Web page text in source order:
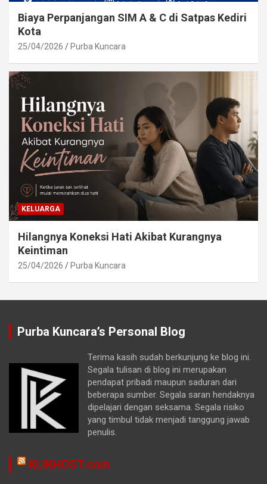
Biaya Perpanjangan SIM A & C di Satpas Kediri
Kota
25/04/2026 Purba Kuncara
KELUARGA
Hilangnya Koneksi Hati Akibat Kurangnya
Keintiman
25/04/2026 Purba Kuncara
Purba Kuncara’s Personal Blog
Terima kasih sudah berkunjung ke blog ini.
Segala tulisan di blog ini merupakan
pendapat pribadi maupun saduran dari
beberapa sumber. Segala saran hendaknya
dipelajari dengan seksama. Segala risiko
yang timbul tidak menjadi tanggung jawab
penulis.
KLIKHOST.com